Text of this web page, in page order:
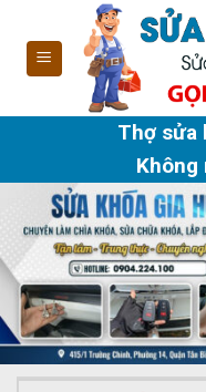
content
Thợ sửa
Không